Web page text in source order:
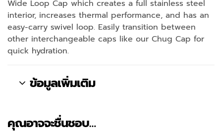
Wide Loop Cap which creates a full stainless steel
interior, increases thermal performance, and has an
easy-carry swivel loop. Easily transition between
other interchangeable caps like our Chug Cap for
quick hydration.
ข้อมูลเพิ่มเติม
คุณอาจจะชื่นชอบ…